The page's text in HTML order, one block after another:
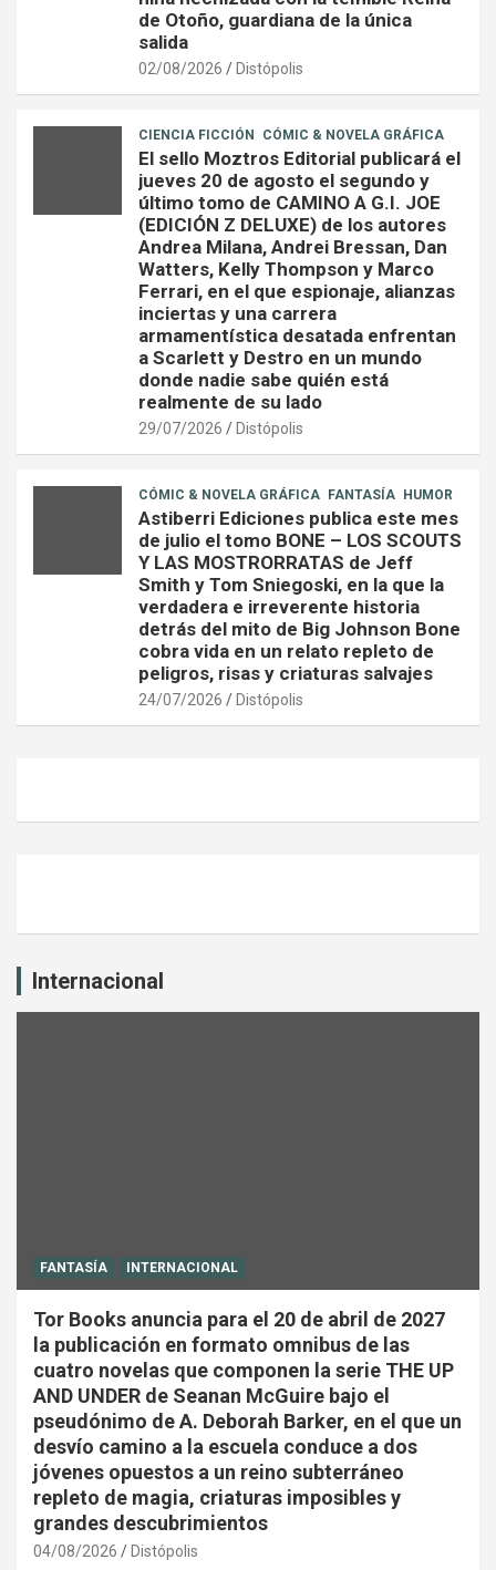
de Otoño, guardiana de la única
salida
02/08/2026 Distópolis
CIENCIA FICCIÓN CÓMIC & NOVELA GRÁFICA
El sello Moztros Editorial publicará el
jueves 20 de agosto el segundo y
último tomo de CAMINO A G.I. JOE
(EDICIÓN Z DELUXE) de los autores
Andrea Milana, Andrei Bressan, Dan
Watters, Kelly Thompson y Marco
Ferrari, en el que espionaje, alianzas
inciertas y una carrera
armamentística desatada enfrentan
a Scarlett y Destro en un mundo
donde nadie sabe quién está
realmente de su lado
29/07/2026 Distópolis
CÓMIC & NOVELA GRÁFICA FANTASÍA HUMOR
Astiberri Ediciones publica este mes
de julio el tomo BONE – LOS SCOUTS
Y LAS MOSTRORRATAS de Jeff
Smith y Tom Sniegoski, en la que la
verdadera e irreverente historia
detrás del mito de Big Johnson Bone
cobra vida en un relato repleto de
peligros, risas y criaturas salvajes
24/07/2026 Distópolis
Internacional
FANTASÍA INTERNACIONAL
Tor Books anuncia para el 20 de abril de 2027
la publicación en formato omnibus de las
cuatro novelas que componen la serie THE UP
AND UNDER de Seanan McGuire bajo el
pseudónimo de A. Deborah Barker, en el que un
desvío camino a la escuela conduce a dos
jóvenes opuestos a un reino subterráneo
repleto de magia, criaturas imposibles y
grandes descubrimientos
04/08/2026 Distópolis